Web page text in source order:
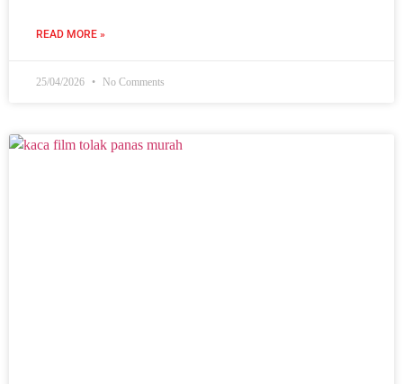
READ MORE »
25/04/2026 No Comments